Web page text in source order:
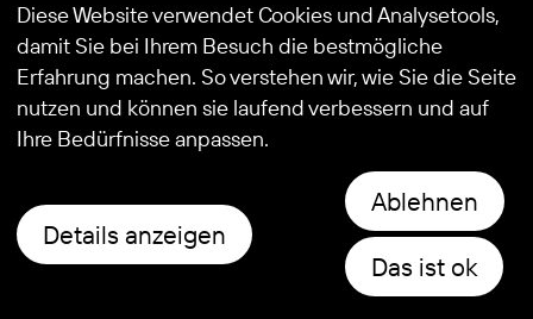
© 2026Stiftung Kind und Autismus
Diese Website verwendet Cookies und Analysetools,
damit Sie bei Ihrem Besuch die bestmögliche
Erfahrung machen. So verstehen wir, wie Sie die Seite
nutzen und können sie laufend verbessern und auf
Ihre Bedürfnisse anpassen.
Details anzeigen
Ablehnen
Das ist ok